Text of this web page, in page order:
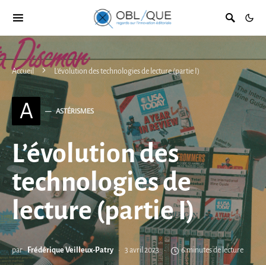
Accueil L’évolution des technologies de lecture (partie I)
A ASTÉRISMES
L’évolution des
technologies de
lecture (partie I)
par Frédérique Veilleux-Patry 3 avril 2023 6 minutes de lecture